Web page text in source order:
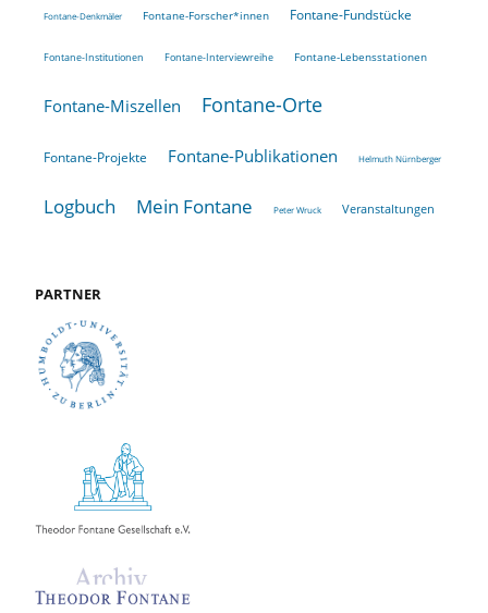
Fontane-Denkmäler Fontane-Forscher*innen Fontane-Fundstücke
Fontane-Institutionen Fontane-Interviewreihe Fontane-Lebensstationen
Fontane-Miszellen Fontane-Orte
Fontane-Projekte Fontane-Publikationen Helmuth Nürnberger
Logbuch Mein Fontane Peter Wruck Veranstaltungen
PARTNER